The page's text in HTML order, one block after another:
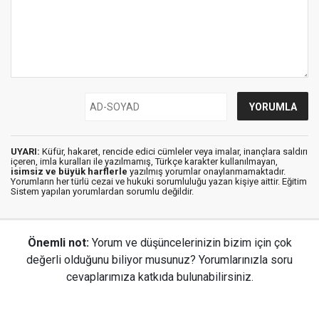
UYARI: Küfür, hakaret, rencide edici cümleler veya imalar, inançlara saldırı
içeren, imla kuralları ile yazılmamış, Türkçe karakter kullanılmayan,
isimsiz ve büyük harflerle yazılmış yorumlar onaylanmamaktadır.
Yorumların her türlü cezai ve hukuki sorumluluğu yazan kişiye aittir. Eğitim
Sistem yapılan yorumlardan sorumlu değildir.
Önemli not: Yorum ve düşüncelerinizin bizim için çok
değerli olduğunu biliyor musunuz? Yorumlarınızla soru
cevaplarımıza katkıda bulunabilirsiniz.